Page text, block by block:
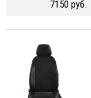
7150 руб.